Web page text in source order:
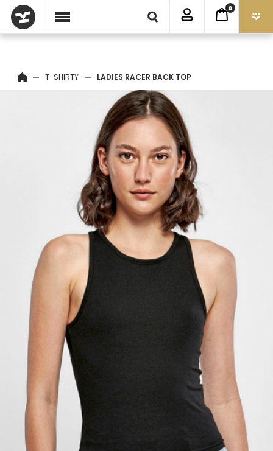
0
T-SHIRTY LADIES RACER BACK TOP